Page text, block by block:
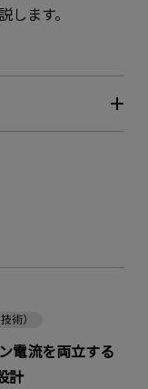
ます。
電流を両立する
計
術）